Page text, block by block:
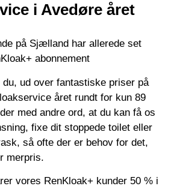
i Avedøre året
på Sjælland har allerede set
abonnement
du, ud over fantastiske priser på
året rundt for kun 89
med andre ord, at du kan få os
fixe dit stoppede toilet eller
så ofte der er behov for det,
merpris.
vores RenKloak+ kunder 50 % i